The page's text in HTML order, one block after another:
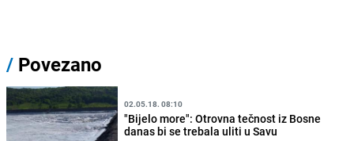
/ Povezano
02.05.18. 08:10
"Bijelo more": Otrovna tečnost iz Bosne
danas bi se trebala uliti u Savu